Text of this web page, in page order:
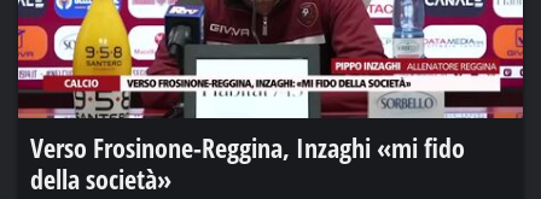
Verso Frosinone-Reggina, Inzaghi «mi fido
della società»